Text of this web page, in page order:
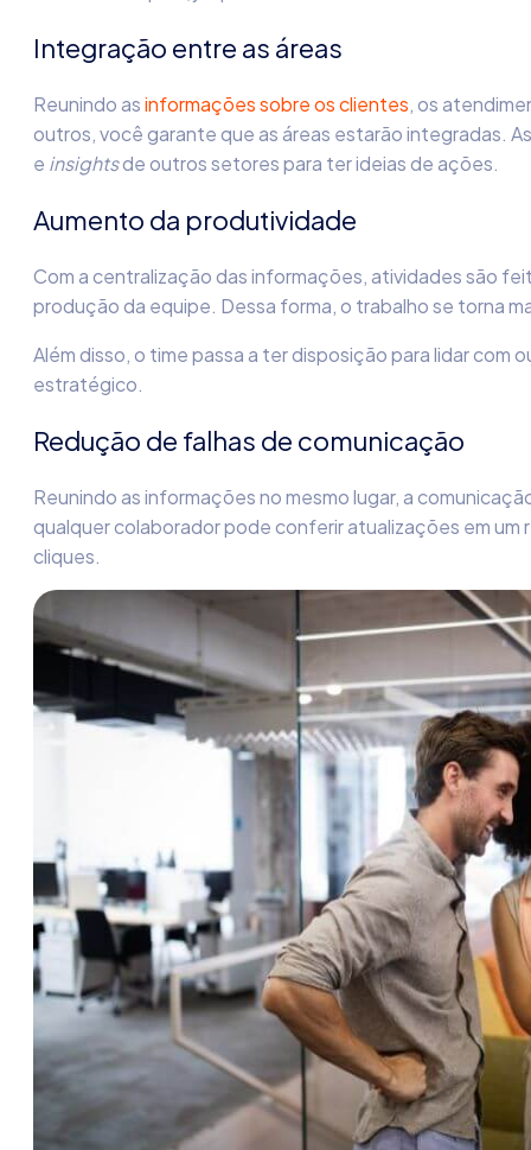
Integração entre as áreas
Reunindo asinformações sobre os clientes, os
outros, você garante que as áreas estarão integradas.
e insightsde outros setores para ter ideias de ações.
Aumento da produtividade
Com a centralização das informações, atividades são
produção da equipe. Dessa forma, o trabalho se torna
Além disso, o time passa a ter disposição para lidar com
estratégico.
Redução de falhas de comunicação
Reunindo as informações no mesmo lugar, a
qualquer colaborador pode conferir atualizações em um
cliques.